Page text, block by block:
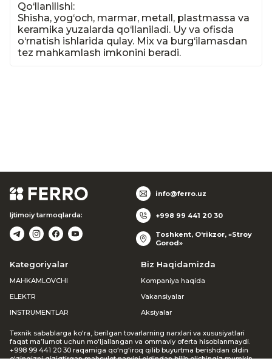
Qo‘llanilishi:
Shisha, yog‘och, marmar, metall, plastmassa va
keramika yuzalarda qo‘llaniladi. Uy va ofisda
o‘rnatish ishlarida qulay. Mix va burg‘ilamasdan
tez mahkamlash imkonini beradi.
Ijtimoiy tarmoqlarda:
info@ferro.uz
+998 99 441 20 30
Toshkent, O‘rikzor, «Stroy
Gorod»
Kategoriyalar
MAHKAMLOVCHI
ELEKTR
INSTRUMENTLAR
Biz Haqidamizda
Kompaniya haqida
Vakansiyalar
Aksiyalar
Texnik sabablarga ko‘ra, berilgan tovarlarning narxlari va xususiyatlari
faqat ma’lumot uchun mo‘ljallangan va ommaviy oferta hisoblanmaydi.
+998 99 441 20 30 raqamiga qo‘ng‘iroq qilib buyurtma berishdan oldin
o‘zingizni qiziqtirgan mahsulot narxini oldindan bilib olishingiz mumkin.